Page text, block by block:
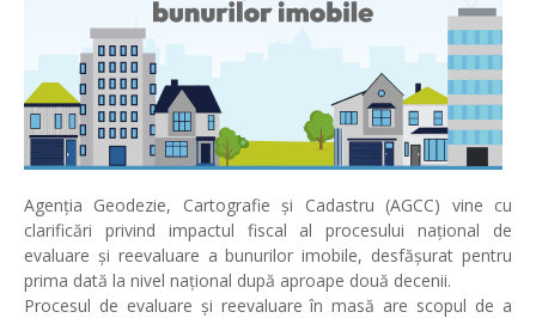
Agenția Geodezie, Cartografie și Cadastru (AGCC) vine cu
clarificări privind impactul fiscal al procesului național de
evaluare și reevaluare a bunurilor imobile, desfășurat pentru
prima dată la nivel național după aproape două decenii.
Procesul de evaluare și reevaluare în masă are scopul de a